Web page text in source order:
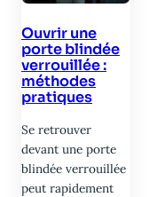
Ouvrir une
porte blindée
verrouillée :
méthodes
pratiques
Se retrouver
devant une porte
blindée verrouillée
peut rapidement